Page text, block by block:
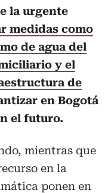
la urgente
medidas como
de agua del
y el
de
en Bogotá
el futuro.
mientras que
en la
ponen en